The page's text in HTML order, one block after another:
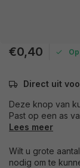
€0,40
Direct uit
Deze knop van
Past op een as
Lees meer
Wilt u grote
nodig om te